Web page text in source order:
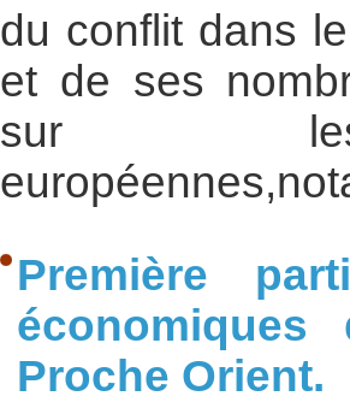
du conflit dans
et de ses
sur
Première
Proche Orient.